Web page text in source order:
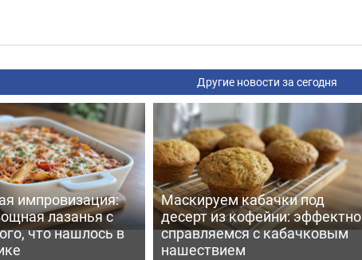
Другие новости за сегодня
импровизация:
лазанья с
что нашлось в
Маскируем кабачки под
десерт из кофейни: эффектно
справляемся с кабачковым
нашествием